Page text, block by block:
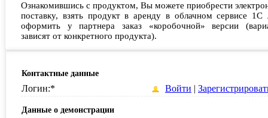
Ознакомившись с продуктом, Вы можете приобрести
поставку, взять продукт в аренду в облачном сервисе 1С
оформить у партнера заказ «коробочной» версии
зависят от конкретного продукта).
Контактные данные
Логин:* Войти |
Данные о демонстрации